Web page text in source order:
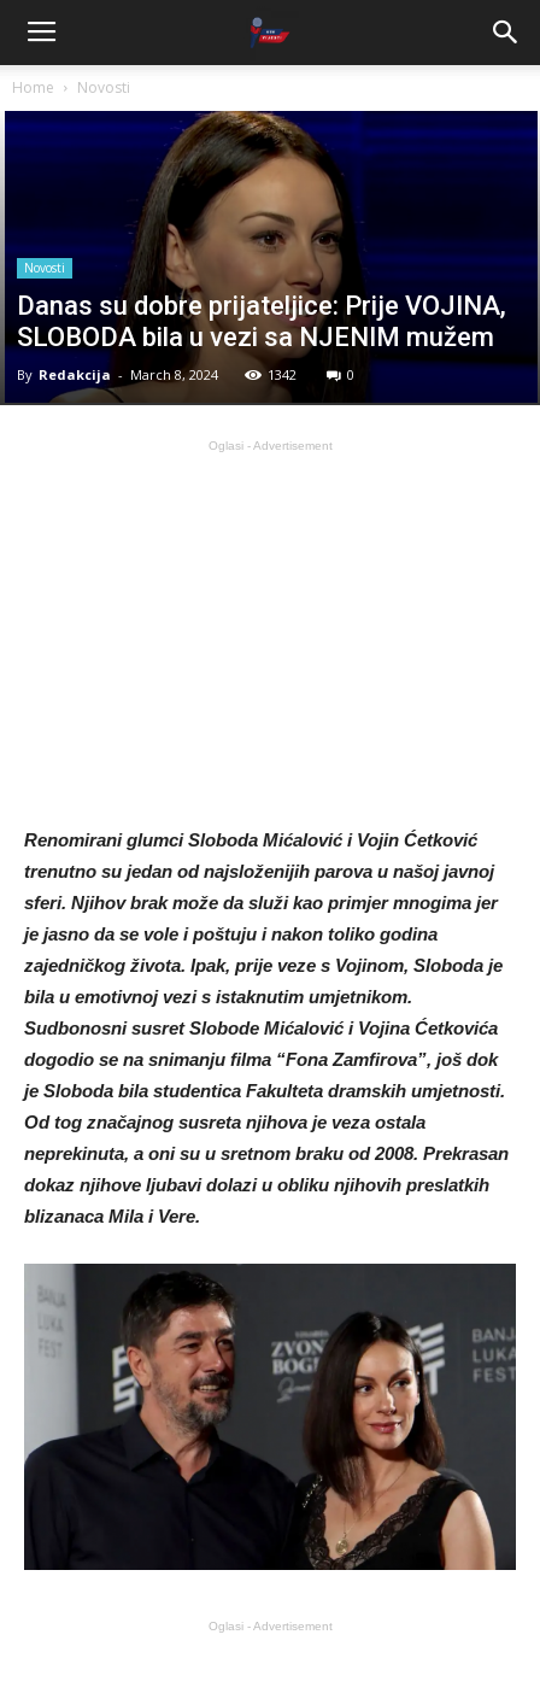
Home Novosti
Novosti
Danas su dobre prijateljice: Prije VOJINA,
SLOBODA bila u vezi sa NJENIM mužem
By Redakcija - March 8, 2024 1342 0
Oglasi - Advertisement
Renomirani glumci Sloboda Mićalović i Vojin Ćetković
trenutno su jedan od najsloženijih parova u našoj javnoj
sferi. Njihov brak može da služi kao primjer mnogima jer
je jasno da se vole i poštuju i nakon toliko godina
zajedničkog života. Ipak, prije veze s Vojinom, Sloboda je
bila u emotivnoj vezi s istaknutim umjetnikom.
Sudbonosni susret Slobode Mićalović i Vojina Ćetkovića
dogodio se na snimanju filma “Fona Zamfirova”, još dok
je Sloboda bila studentica Fakulteta dramskih umjetnosti.
Od tog značajnog susreta njihova je veza ostala
neprekinuta, a oni su u sretnom braku od 2008. Prekrasan
dokaz njihove ljubavi dolazi u obliku njihovih preslatkih
blizanaca Mila i Vere.
Oglasi - Advertisement